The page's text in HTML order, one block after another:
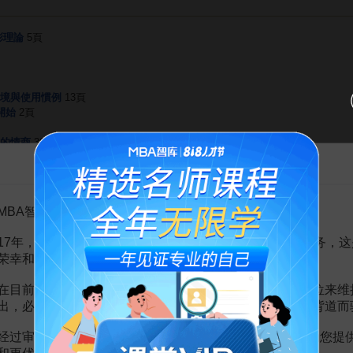
理論 5頁
與使用慣例
13頁
始 2頁
情商 30頁
2頁
何做好有效授权
智博
告MBA智库百科用户的一封信
智库百科用户：
年，百科频道一直以免费公益的形式为大家提供知识服务，
幸和骄傲。
目前越来越严峻的经营挑战下，单纯依靠不断增加广告位来维
，必然会越来越影响您的使用体验，这也与我们的初衷背道而
过审慎地考虑，我们决定推出VIP会员收费制度，以便为您提